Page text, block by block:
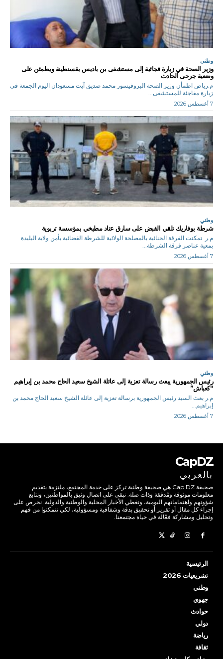
وطني
وزير الصحة في زيارة فجائية إلى مستشفى بن باديس بقسنطينة ويطمئن على
وضعية جرحى الحادث
م.رياض اطمأن وزير الصحة البروفيسور محمد صديق آيت مسعودان اليوم الجمعة في
زيارة مفاجئة للمستشفى...
7 أغسطس 2026
وطني
شرطة بوفاريك تلقي القبض على سارق عتاد مطبخي بمؤسسة تربوية
م.ر تمكنت الفرقة الجنائية بالمصلحة الولائية للشرطة القضائية بأمن ولاية البليدة
بمعية عناصر فرقة الشرطة...
7 أغسطس 2026
وطني
رئيس الجمهورية يبعث رسالة تعزية إلى عائلة الشيخ سعيد الحاج محمد بن إبراهيم
“كعباش”
م.ر بعث السيد رئيس الجمهورية برسالة تعزية إلى عائلة الشيخ سعيد الحاج محمد بن
إبراهيم...
7 أغسطس 2026
CapDZ
بالعربي
صحيفة Cap DZ هي صحيفة وطنية تركز على خدمة المجتمع، ملتزمة بتقديم
معلومات موثوقة ومُدققة وذات صلة. نبقى على اتصال وثيق بالمواطنين، ونتابع
شؤونهم واهتماماتهم اليومية، ونغطي الأخبار المحلية والوطنية والدولية. نحرص على
إجراء كل مقال أو تقرير أو تحقيق بدقة وشفافية ومسؤولية، لكي تتمكنوا من فهم
وتحليل ومشاركة فعّالة في حياة مجتمعنا.
الرئيسية
تشريعيات 2026
وطني
جهوي
حوادث
دولي
رياضة
ثقافة